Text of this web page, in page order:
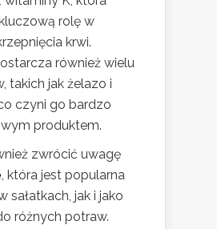
rolę w
krwi.
również wielu
takich jak żelazo i
czyni go bardzo
produktem.
zwrócić uwagę
, która jest popularna
sałatkach, jak i jako
różnych potraw.